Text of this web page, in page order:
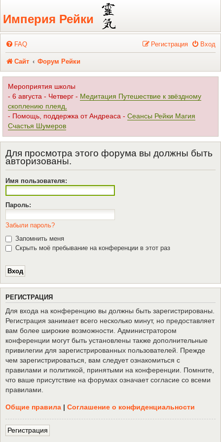
Регистрация
Империя Рейки
FAQ Вход
Регистрация
Сайт Форум Рейки
Мероприятия школы
- 6 августа - Четверг - Медитация Путешествие к звёздному
скоплению плеяд,
- Помощь, поддержка от Андреаса - Сеансы Рейки Магия
Счастья Шумеров
Для просмотра этого форума вы должны быть
авторизованы.
Имя пользователя:
Пароль:
Забыли пароль?
Запомнить меня
Скрыть моё пребывание на конференции в этот раз
РЕГИСТРАЦИЯ
Для входа на конференцию вы должны быть зарегистрированы.
Регистрация занимает всего несколько минут, но предоставляет
вам более широкие возможности. Администратором
конференции могут быть установлены также дополнительные
привилегии для зарегистрированных пользователей. Прежде
чем зарегистрироваться, вам следует ознакомиться с
правилами и политикой, принятыми на конференции. Помните,
что ваше присутствие на форумах означает согласие со всеми
правилами.
Общие правила | Соглашение о конфиденциальности
Регистрация